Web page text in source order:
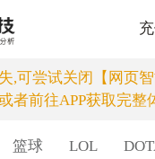
,可尝试关闭【网页
者前往APP获取完整
篮球 LOL